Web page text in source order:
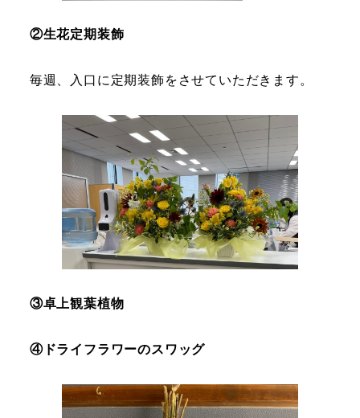
②生花定期装飾
毎週、入口に定期装飾をさせていただきます。
③卓上観葉植物
④ドライフラワーのスワッグ